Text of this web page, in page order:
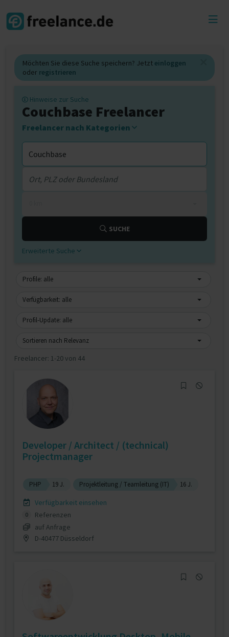
Möchten Sie diese Suche speichern? Jetzt einloggen
oder registrieren
Hinweise zur Suche
Couchbase Freelancer
Freelancer nach Kategorien
SUCHE
Erweiterte Suche
Profile: alle
Verfügbarkeit: alle
Profil-Update: alle
Sortieren nach Relevanz
Freelancer: 1-20 von 44
Developer / Architect / (technical)
Projectmanager
PHP 19 J. Projektleitung / Teamleitung (IT) 16 J.
Verfügbarkeit einsehen
0
Referenzen
auf Anfrage
D-40477 Düsseldorf